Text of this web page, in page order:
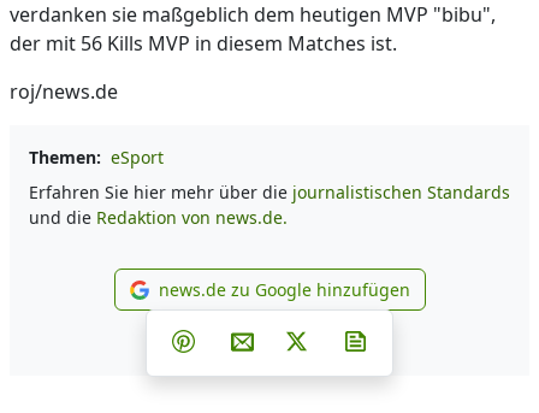
verdanken sie maßgeblich dem heutigen MVP "bibu",
der mit 56 Kills MVP in diesem Matches ist.
roj/news.de
Themen: eSport
Erfahren Sie hier mehr über die journalistischen Standards
und die Redaktion von news.de.
news.de zu Google
news.de zu Google hinzufügen
Teilen auf Facebook
Teilen auf Whatsapp
Teilen auf Telegram
Teilen auf Pinterest
Per E-Mail teilen
Post auf X